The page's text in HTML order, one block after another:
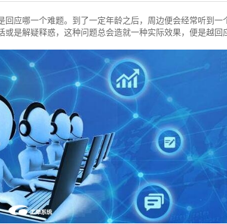
应哪一个难题。到了一定年龄之后，周边便会经常听到一
是解疑释惑，这种问题总会造就一种实际效果，便是越回